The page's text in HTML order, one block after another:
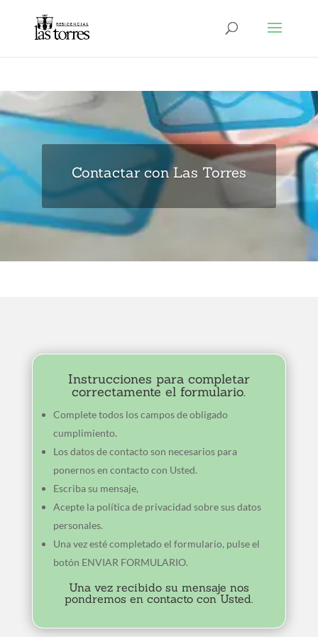
Contactar con Las Torres
Instrucciones para completar
correctamente el formulario.
Complete todos los campos de obligado
cumplimiento.
Los datos de contacto son necesarios para
ponernos en contacto con Usted.
Escriba su mensaje,
Acepte la política de privacidad sobre sus datos
personales.
Una vez esté completado el formulario, pulse el
botón ENVIAR FORMULARIO.
Una vez recibido su mensaje nos
pondremos en contacto con Usted.